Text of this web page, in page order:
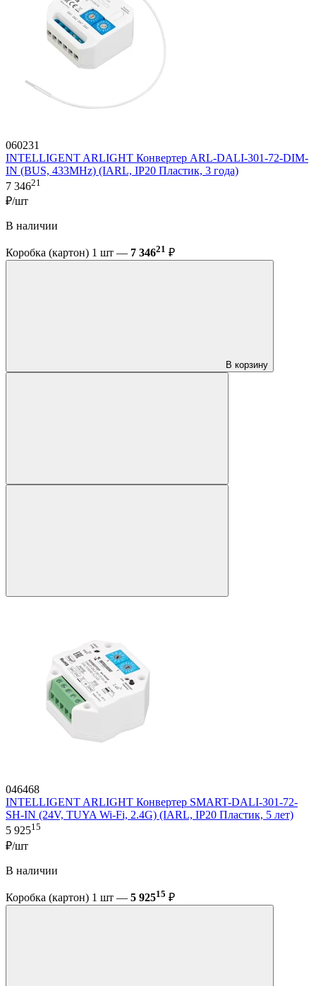
060231
INTELLIGENT ARLIGHT Конвертер ARL-DALI-301-72-DIM-
IN (BUS, 433MHz) (IARL, IP20 Пластик, 3 года)
7 34621
₽/шт
В наличии
Коробка (картон) 1 шт — 7 34621 ₽
В корзину
046468
INTELLIGENT ARLIGHT Конвертер SMART-DALI-301-72-
SH-IN (24V, TUYA Wi-Fi, 2.4G) (IARL, IP20 Пластик, 5 лет)
5 92515
₽/шт
В наличии
Коробка (картон) 1 шт — 5 92515 ₽